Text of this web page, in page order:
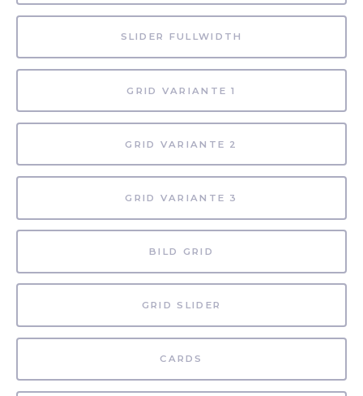
SLIDER FULLWIDTH
GRID VARIANTE 1
GRID VARIANTE 2
GRID VARIANTE 3
BILD GRID
GRID SLIDER
CARDS